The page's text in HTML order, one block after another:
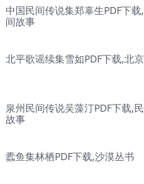
中国民间传说集郑辜生PDF下
间故事
北平歌谣续集雪如PDF下载,北
泉州民间传说吴藻汀PDF下载,
故事
蠹鱼集林栖PDF下载,沙漠丛书